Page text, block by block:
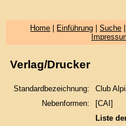
Home Einführung |Suche
Verlag/Drucker
Standardbezeichnung:
Club
Nebenformen:
[CAI]
Liste